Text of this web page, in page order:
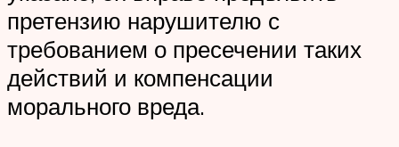
претензию нарушителю с
требованием о пресечении таких
действий и компенсации
морального вреда.